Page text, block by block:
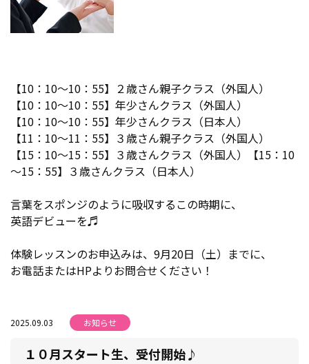
【10：10～10：55】２歳さん親子クラス（外国人）
【10：10～10：55】年少さんクラス（外国人）
【10：10～10：55】年少さんクラス（日本人）
【11：10～11：55】３歳さん親子クラス（外国人）
【15：10～15：55】３歳さんクラス（外国人）【15：10
～15：55】３歳さんクラス（日本人）
言葉をスポンジのように吸収するこの時期に、
英語デビューを♬
体験レッスンのお申込みは、9月20日（土）までに、
お電話またはHPよりお問合せください！
2025.09.03 お知らせ
１０月スタート生、受付開始♪